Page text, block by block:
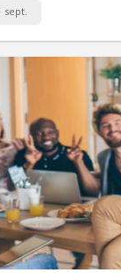
sept.
encore deux
notre
Salzinnes) à
La maison
ou